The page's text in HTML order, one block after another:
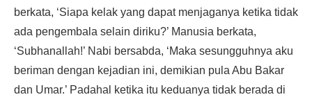
berkata, ‘Siapa kelak yang dapat menjaganya ketika tidak
ada pengembala selain diriku?’ Manusia berkata,
‘Subhanallah!’ Nabi bersabda, ‘Maka sesungguhnya aku
beriman dengan kejadian ini, demikian pula Abu Bakar
dan Umar.’ Padahal ketika itu keduanya tidak berada di